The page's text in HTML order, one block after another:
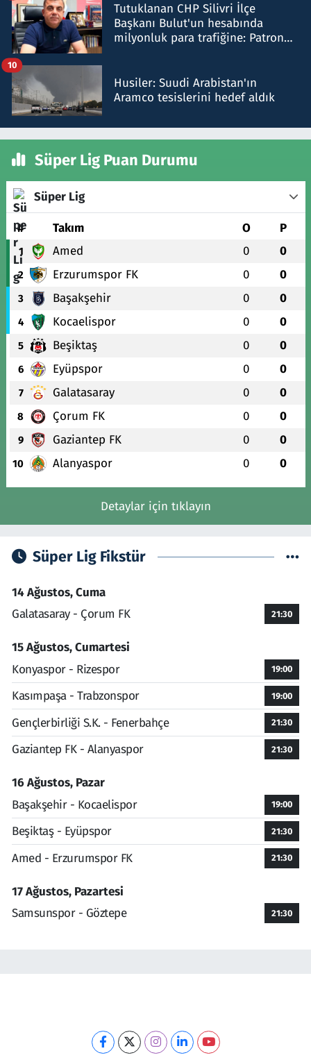
Tutuklanan CHP Silivri İlçe
Başkanı Bulut'un hesabında
milyonluk para trafiğine: Patron
Husiler: Suudi Arabistan'ın
Aramco tesislerini hedef aldık
10
Süper Lig Puan Durumu
Süper Lig
# Takım O P
1 Amed 0 0
2 Erzurumspor FK 0 0
3 Başakşehir 0 0
4 Kocaelispor 0 0
5 Beşiktaş 0 0
6 Eyüpspor 0 0
7 Galatasaray 0 0
8 Çorum FK 0 0
9 Gaziantep FK 0 0
10 Alanyaspor 0 0
Detaylar için tıklayın
Süper Lig Fikstür
14 Ağustos, Cuma
Galatasaray - Çorum FK
21:30
15 Ağustos, Cumartesi
Konyaspor - Rizespor
19:00
Kasımpaşa - Trabzonspor 19:00
Gençlerbirliği S.K. - Fenerbahçe 21:30
Gaziantep FK - Alanyaspor 21:30
16 Ağustos, Pazar
Başakşehir - Kocaelispor
19:00
Beşiktaş - Eyüpspor 21:30
Amed - Erzurumspor FK 21:30
17 Ağustos, Pazartesi
Samsunspor - Göztepe
21:30